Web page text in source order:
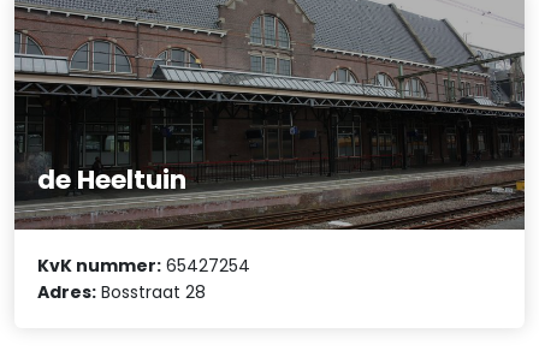
de Heeltuin
KvK nummer: 65427254
Adres: Bosstraat 28